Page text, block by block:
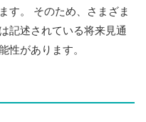
す。 そのため、さまざま
記述されている将来見通
性があります。